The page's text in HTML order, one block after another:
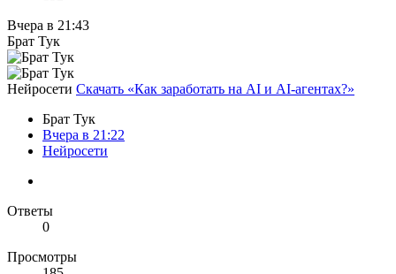
Вчера в 21:43
Брат Тук
Нейросети Скачать «Как заработать на AI и AI-агентах?»
Брат Тук
Вчера в 21:22
Нейросети
Ответы
0
Просмотры